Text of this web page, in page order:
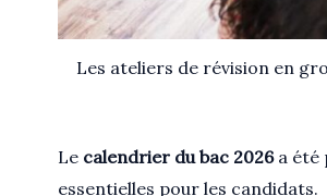
Les ateliers de révision en
Le calendrier du bac 2026a été
essentielles pour les candidats.